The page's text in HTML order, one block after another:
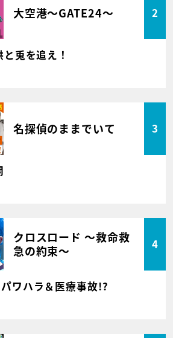
大空港～GATE24～ 2
兎を追え！
名探偵のままでいて 3
クロスロード ～救命救
急の約束～
4
ワハラ＆医療事故!?